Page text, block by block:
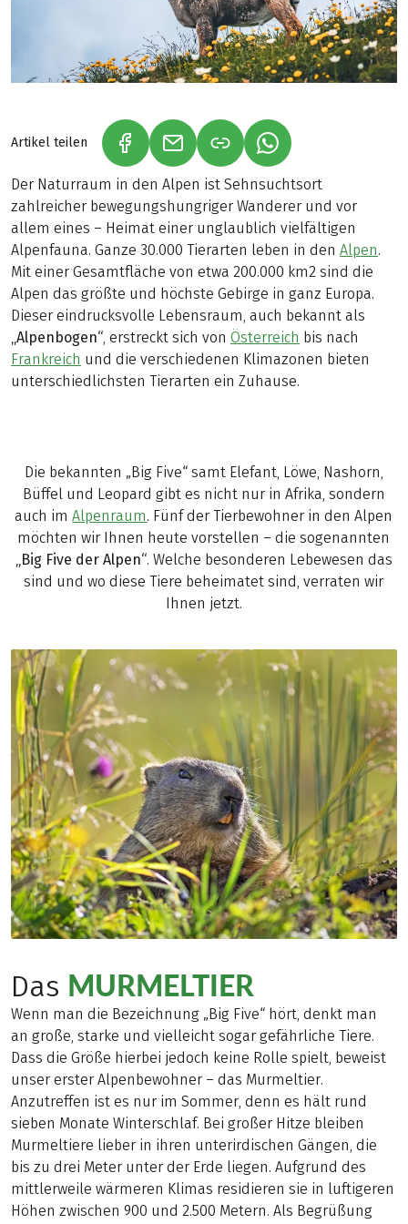
Artikel teilen (LINK ÖFFNET IN NEUEM TAB)
(LINK ÖFFNET IN NEUEM TAB)
(LINK ÖFFNET IN
Der Naturraum in den Alpen ist Sehnsuchtsort
zahlreicher bewegungshungriger Wanderer und vor
allem eines – Heimat einer unglaublich vielfältigen
Alpenfauna. Ganze 30.000 Tierarten leben in den Alpen.
Mit einer Gesamtfläche von etwa 200.000 km2 sind die
Alpen das größte und höchste Gebirge in ganz Europa.
Dieser eindrucksvolle Lebensraum, auch bekannt als
„Alpenbogen“, erstreckt sich von Österreich bis nach
Frankreich und die verschiedenen Klimazonen bieten
unterschiedlichsten Tierarten ein Zuhause.
Die bekannten „Big Five“ samt Elefant, Löwe, Nashorn,
Büffel und Leopard gibt es nicht nur in Afrika, sondern
auch imAlpenraum. Fünf der Tierbewohner in den Alpen
möchten wir Ihnen heute vorstellen – die sogenannten
„Big Five der Alpen“. Welche besonderen Lebewesen das
sind und wo diese Tiere beheimatet sind, verraten wir
Ihnen jetzt.
Das MURMELTIER
Wenn man die Bezeichnung „Big Five“ hört, denkt man
an große, starke und vielleicht sogar gefährliche Tiere.
Dass die Größe hierbei jedoch keine Rolle spielt, beweist
unser erster Alpenbewohner – das Murmeltier.
Anzutreffen ist es nur im Sommer, denn es hält rund
sieben Monate Winterschlaf. Bei großer Hitze bleiben
Murmeltiere lieber in ihren unterirdischen Gängen, die
bis zu drei Meter unter der Erde liegen. Aufgrund des
mittlerweile wärmeren Klimas residieren sie in luftigeren
Höhen zwischen 900 und 2.500 Metern. Als Begrüßung